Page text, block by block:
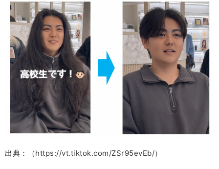
出典：（https://vt.tiktok.com/ZSr95evEb/）